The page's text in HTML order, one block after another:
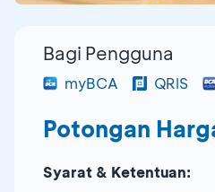
Bagi Pengguna
myBCA QRIS
Potongan
Syarat & Ketentuan: